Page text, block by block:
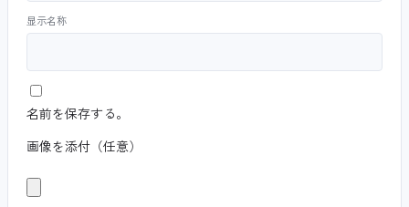
显示名称
名前を保存する。
画像を添付（任意）